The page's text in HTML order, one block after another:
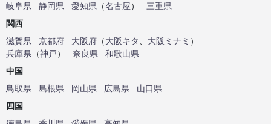
岐阜県
静岡県 愛知県 （名古屋）
三重県
関西
滋賀県
京都府 大阪府 （大阪キタ 大阪ミナミ ）
兵庫県 （神戸） 奈良県
和歌山県
中国
鳥取県
島根県 岡山県 広島県
山口県
四国